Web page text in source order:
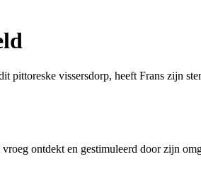
vissersdorp, heeft Frans zijn
ontdekt en gestimuleerd door zijn